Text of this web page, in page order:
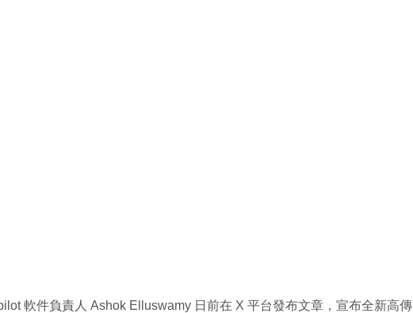
軟件負責人 Ashok Elluswamy 日前在 X 平台發布文章，宣布全新高傳